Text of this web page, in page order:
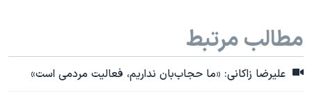
مطالب مرتبط
علیرضا زاکانی: «ما حجاب‌بان نداریم، فعالیت مردمی است»